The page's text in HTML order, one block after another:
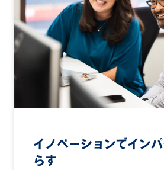
イノベーションでイン
らす